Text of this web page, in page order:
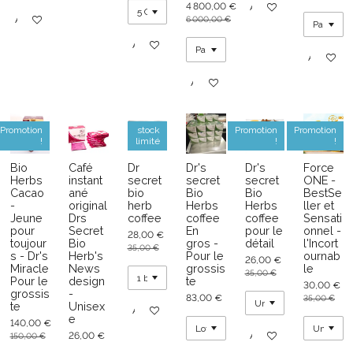
Ajouter au panier
Ajouter au panier
4 800,00 €
6 000,00 €
Ajouter au panier
Ajouter au panier
Ajouter
Promotion
!
Bio
Herbs
Cacao
-
Jeune
pour
toujour
s - Dr's
Miracle
Pour le
grossis
te
140,00 €
150,00 €
Café
instant
ané
original
Drs
Secret
Bio
Herb's
News
design
-
Unisex
e
26,00 €
stock
limité
Dr
secret
bio
herb
coffee
28,00 €
35,00 €
Ajouter au panier
Dr's
secret
Bio
Herbs
coffee
En
gros -
Pour le
grossis
te
83,00 €
Promotion
!
Dr's
secret
Bio
Herbs
coffee
pour le
détail
26,00 €
35,00 €
Ajouter au panier
Promotion
!
Force
ONE -
BestSe
ller et
Sensati
onnel -
l'Incort
ournab
le
30,00 €
35,00 €